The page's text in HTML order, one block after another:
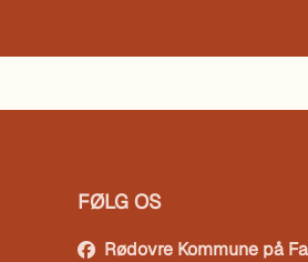
FØLG OS
Rødovre Kommune på